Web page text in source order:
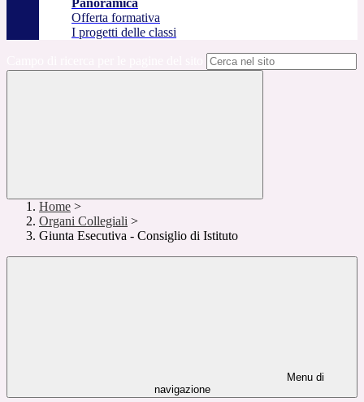
Panoramica
Offerta formativa
I progetti delle classi
Home >
Organi Collegiali >
Giunta Esecutiva - Consiglio di Istituto
Menu di
navigazione